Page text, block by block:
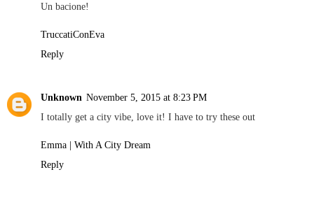
Un bacione!
TruccatiConEva
Reply
Unknown November 5, 2015 at 8:23 PM
I totally get a city vibe, love it! I have to try these out
Emma | With A City Dream
Reply